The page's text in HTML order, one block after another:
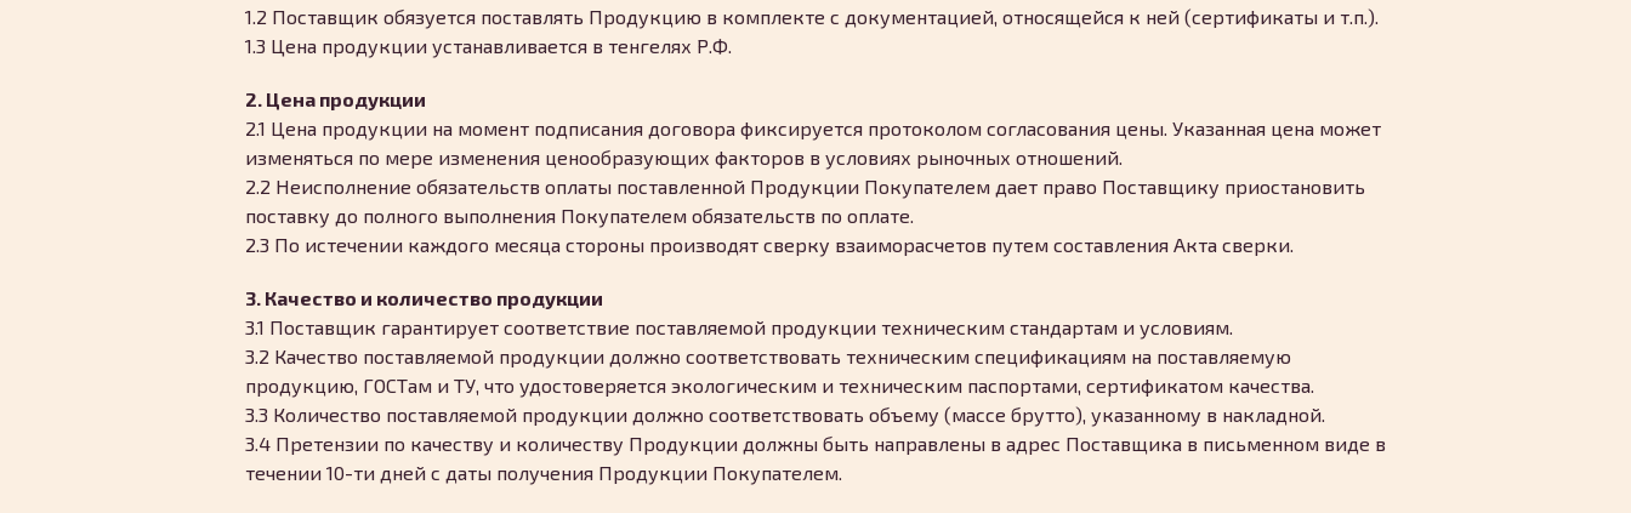
1.2 Поставщик обязуется поставлять Продукцию в комплекте с документацией, относящейся к ней (сертификаты и т.п.).
1.3 Цена продукции устанавливается в тенгелях Р.Ф.
2. Цена продукции
2.1 Цена продукции на момент подписания договора фиксируется протоколом согласования цены. Указанная цена может
изменяться по мере изменения ценообразующих факторов в условиях рыночных отношений.
2.2 Неисполнение обязательств оплаты поставленной Продукции Покупателем дает право Поставщику приостановить
поставку до полного выполнения Покупателем обязательств по оплате.
2.3 По истечении каждого месяца стороны производят сверку взаиморасчетов путем составления Акта сверки.
3. Качество и количество продукции
3.1 Поставщик гарантирует соответствие поставляемой продукции техническим стандартам и условиям.
3.2 Качество поставляемой продукции должно соответствовать техническим спецификациям на поставляемую
продукцию, ГОСТам и ТУ, что удостоверяется экологическим и техническим паспортами, сертификатом качества.
3.3 Количество поставляемой продукции должно соответствовать объему (массе брутто), указанному в накладной.
3.4 Претензии по качеству и количеству Продукции должны быть направлены в адрес Поставщика в письменном виде в
течении 10-ти дней с даты получения Продукции Покупателем.